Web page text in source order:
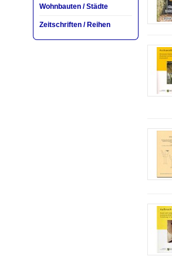
Wohnbauten / Städte
Zeitschriften / Reihen